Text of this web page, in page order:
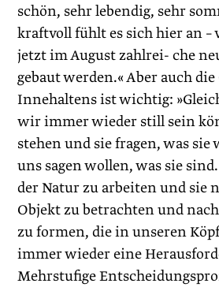
schön, sehr lebendig, sehr
kraftvoll fühlt es sich hier an –
jetzt im August zahlrei- che
gebaut werden.« Aber auch
Innehaltens ist wichtig:
wir immer wieder still sein
stehen und sie fragen, was sie
uns sagen wollen, was sie
der Natur zu arbeiten und sie
Objekt zu betrachten und
zu formen, die in unseren
immer wieder eine
Mehrstufige